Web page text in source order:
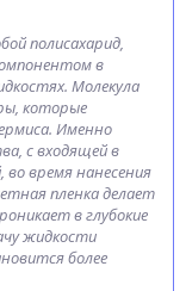
полисахарид,
в
Молекула
которые
Именно
с входящей в
во время нанесения
пленка делает
в глубокие
жидкости
более